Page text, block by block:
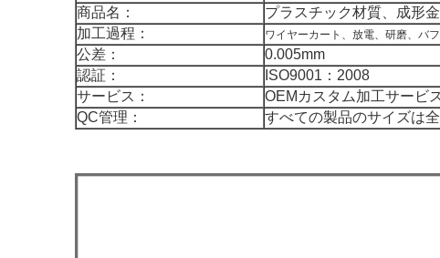
商品名：
プラスチック材質、成形
加工過程：
ワイヤーカート、放電、研磨、バフ
公差：
0.005mm
認証：
ISO9001：2008
サービス：
OEMカスタム加工サービ
QC管理：
すべての製品のサイズは